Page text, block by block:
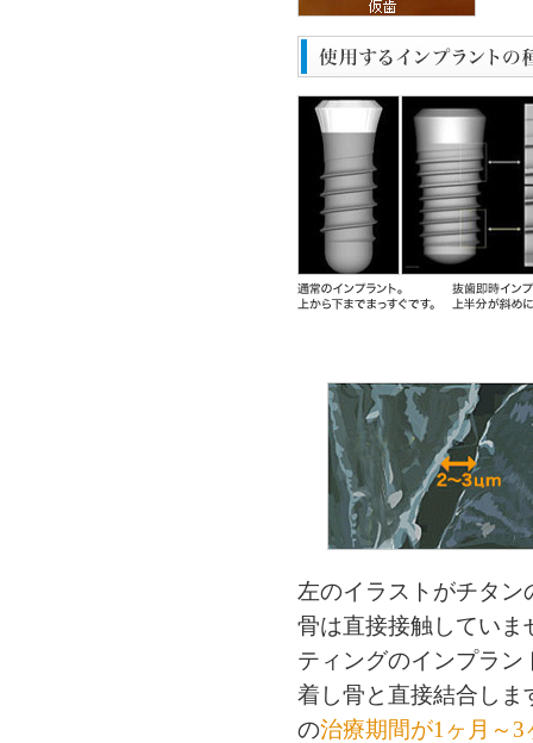
左のイラストがチタ
骨は直接接触してい
ティングのインプラ
着し骨と直接結合しま
の治療期間が1ヶ月～